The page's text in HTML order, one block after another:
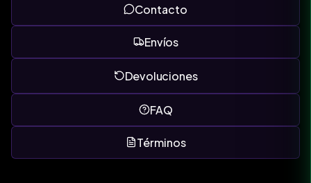
Contacto
Envíos
Devoluciones
FAQ
Términos